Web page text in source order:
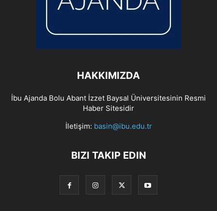
HAKKIMIZDA
İbu Ajanda Bolu Abant İzzet Baysal Üniversitesinin Resmi
Haber Sitesidir
İletişim: basin@ibu.edu.tr
BIZI TAKIP EDIN